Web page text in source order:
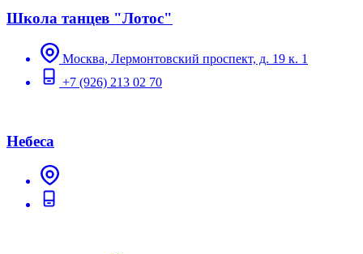
Школа танцев "Лотос"
Москва, Лермонтовский проспект, д. 19 к. 1
+7 (926) 213 02 70
Небеса